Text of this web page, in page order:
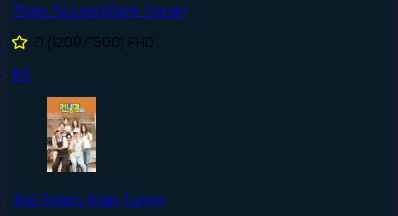
Thám Tử Lừng Danh Conan
0 (1209/1500) FHD
#3
Thử Thách Thần Tượng